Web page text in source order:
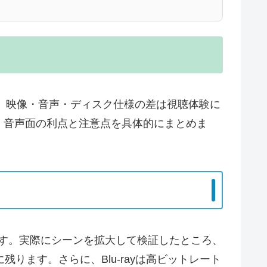
像・音声・ディスク仕様の差は視聴体験に
声面の利点と注意点を具体的にまとめま
実際にシーンを拡大して検証したところ、
ります。さらに、Blu-rayは高ビットレート